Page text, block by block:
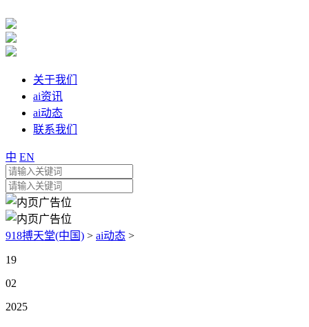
关于我们
ai资讯
ai动态
联系我们
中 EN
918搏天堂(中国) > ai动态 >
19
02
2025